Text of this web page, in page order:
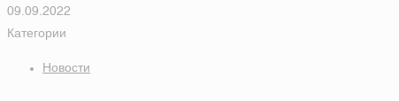
09.09.2022
Категории
Новости